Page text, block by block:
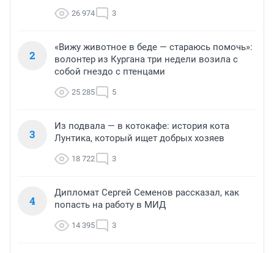
26 974 3
2
«Вижу животное в беде — стараюсь помочь»:
волонтер из Кургана три недели возила с
собой гнездо с птенцами
25 285 5
3
Из подвала — в котокафе: история кота
Лунтика, который ищет добрых хозяев
18 722 3
4
Дипломат Сергей Семенов рассказал, как
попасть на работу в МИД
14 395 3